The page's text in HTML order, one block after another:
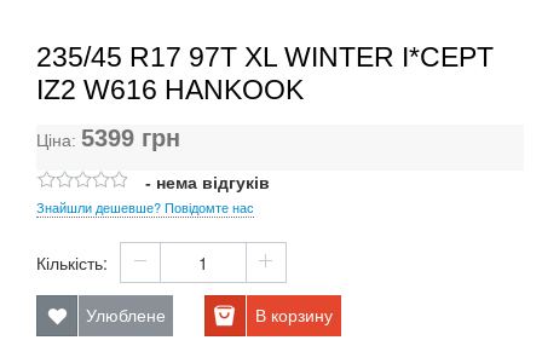
235/45 R17 97T XL WINTER I*CEPT
IZ2 W616 HANKOOK
Ціна: 5399 грн
- нема відгуків
Знайшли дешевше? Повідомте нас
Кількість:
Улюблене В корзину